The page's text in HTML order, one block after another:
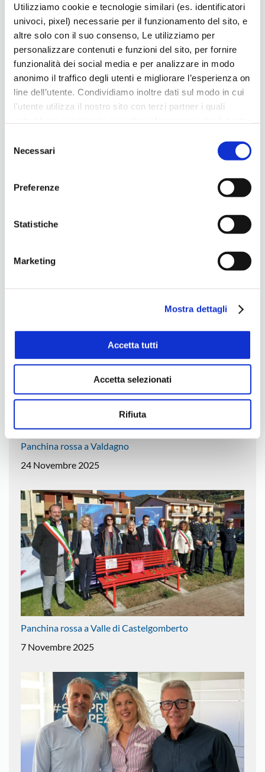
Utilizziamo cookie e tecnologie similari (es. identificatori
univoci, pixel) necessarie per il funzionamento del sito, e
altre solo con il suo consenso, Le utilizziamo per
personalizzare contenuti e funzioni del sito, per fornire
funzionalità dei social media e per analizzare in modo
anonimo il traffico degli utenti e migliorare l’esperienza on
line dell’utente. Condividiamo inoltre dati sul modo in cui
l'utente utilizza il nostro sito con terzi partner i quali
loro servizi, per finalità pubblicitarie creando elenchi di
segmenti di pubblico per fornire annunci sui social media
comportamenti degli utenti. Lei può dare, rifiutare o
a tutti i cookie di una certa categoria, o ad alcuni di essi,
Accetta selezionatio
informazioni sulle tipologie di cookies che vengono usati
ns. Cookie Policy.
delNecessari
Preferenze
Statistiche
Marketing
Mostra dettagli
Accetta tutti
Accetta selezionati
Rifiuta
tappa di un progetto che continuerà anche nel 2017.
Valle Agno
Ultime news
Consegnate le borse di studio “artigiane”
Panchina rossa a Valdagno
24 Novembre 2025
Panchina rossa a Valle di Castelgomberto
7 Novembre 2025